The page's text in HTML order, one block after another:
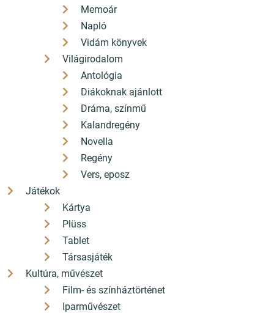
Memoár
Napló
Vidám könyvek
Világirodalom
Antológia
Diákoknak ajánlott
Dráma, színmű
Kalandregény
Novella
Regény
Vers, eposz
Játékok
Kártya
Plüss
Tablet
Társasjáték
Kultúra, művészet
Film- és színháztörténet
Iparművészet